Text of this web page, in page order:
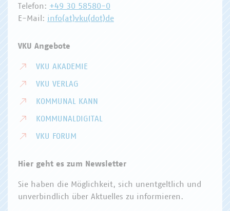
Telefon: +49 30 58580-0
E-Mail: info(at)vku(dot)de
VKU Angebote
VKU AKADEMIE
VKU VERLAG
KOMMUNAL KANN
KOMMUNALDIGITAL
VKU FORUM
Hier geht es zum Newsletter
Sie haben die Möglichkeit, sich unentgeltlich und
unverbindlich über Aktuelles zu informieren.